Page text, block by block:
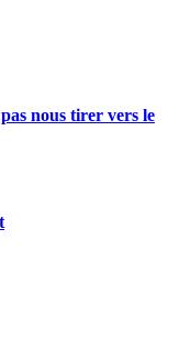
nous tirer vers le